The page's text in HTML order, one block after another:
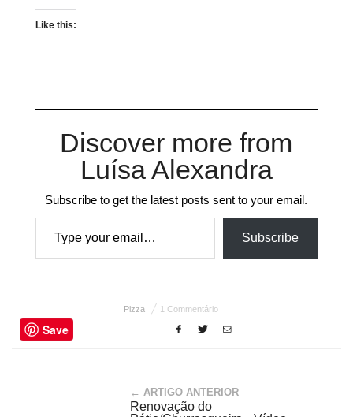
Like this:
Discover more from
Luísa Alexandra
Subscribe to get the latest posts sent to your email.
Type your email…
Subscribe
Pizza 1 Commentário
Save
← ARTIGO ANTERIOR
Renovação do